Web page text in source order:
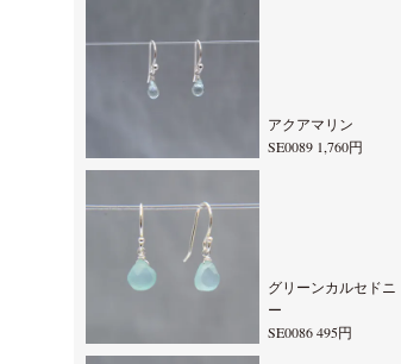
アクアマリン
SE0089 1,760円
グリーンカルセドニ
ー
SE0086 495円